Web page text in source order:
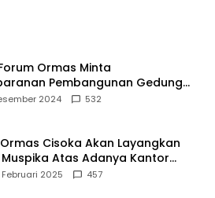
Ormas Minta
Pembangunan Gedung
Kecamatan Cisoka
2024 532
Cisoka Akan Layangkan
Muspika Atas Adanya Kantor
2025 457